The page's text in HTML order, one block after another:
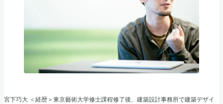
宮下巧大 ＜経歴＞東京藝術大学修士課程修了後、建築設計事務所で建築デザイ